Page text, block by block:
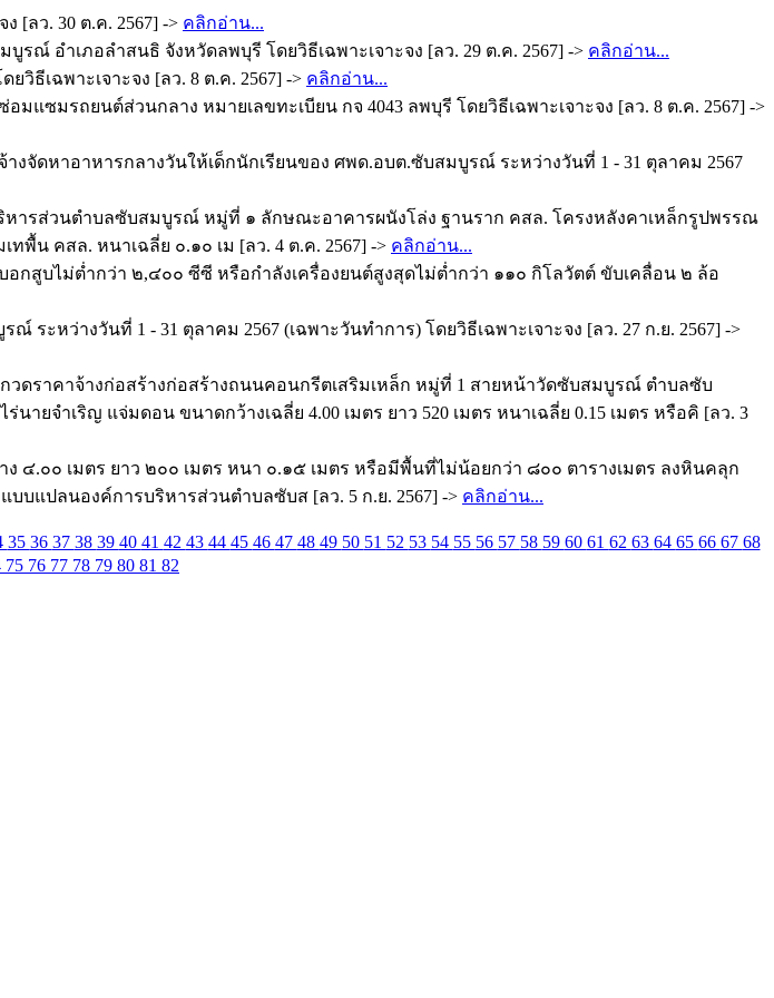
[ลว. 30 ต.ค. 2567] -> คลิกอ่าน...
อำเภอลำสนธิ จังหวัดลพบุรี โดยวิธีเฉพาะเจาะจง [ลว. 29 ต.ค. 2567] -> คลิกอ่าน...
ธีเฉพาะเจาะจง [ลว. 8 ต.ค. 2567] -> คลิกอ่าน...
มแซมรถยนต์ส่วนกลาง หมายเลขทะเบียน กจ 4043 ลพบุรี โดยวิธีเฉพาะเจาะจง [ลว. 8 ต.ค. 2567] ->
างจัดหาอาหารกลางวันให้เด็กนักเรียนของ ศพด.อบต.ซับสมบูรณ์ ระหว่างวันที่ 1 - 31 ตุลาคม 2567
หารส่วนตำบลซับสมบูรณ์ หมู่ที่ ๑ ลักษณะอาคารผนังโล่ง ฐานราก คสล. โครงหลังคาเหล็กรูปพรรณ
พื้น คสล. หนาเฉลี่ย ๐.๑๐ เม [ลว. 4 ต.ค. 2567] -> คลิกอ่าน...
กสูบไม่ต่ำกว่า ๒,๔๐๐ ซีซี หรือกำลังเครื่องยนต์สูงสุดไม่ต่ำกว่า ๑๑๐ กิโลวัตต์ ขับเคลื่อน ๒ ล้อ
ะหว่างวันที่ 1 - 31 ตุลาคม 2567 (เฉพาะวันทำการ) โดยวิธีเฉพาะเจาะจง [ลว. 27 ก.ย. 2567] ->
กวดราคาจ้างก่อสร้างก่อสร้างถนนคอนกรีตเสริมเหล็ก หมู่ที่ 1 สายหน้าวัดซับสมบูรณ์ ตำบลซับ
ยจำเริญ แจ่มดอน ขนาดกว้างเฉลี่ย 4.00 เมตร ยาว 520 เมตร หนาเฉลี่ย 0.15 เมตร หรือคิ [ลว. 3
๔.๐๐ เมตร ยาว ๒๐๐ เมตร หนา ๐.๑๕ เมตร หรือมีพื้นที่ไม่น้อยกว่า ๘๐๐ ตารางเมตร ลงหินคลุก
แปลนองค์การบริหารส่วนตำบลซับส [ลว. 5 ก.ย. 2567] -> คลิกอ่าน...
35 36 37 38 39 40 41 42 43 44 45 46 47 48 49 50 51 52 53 54 55 56 57 58 59 60 61 62 63 64 65 66 67 68
75 76 77 78 79 80 81 82